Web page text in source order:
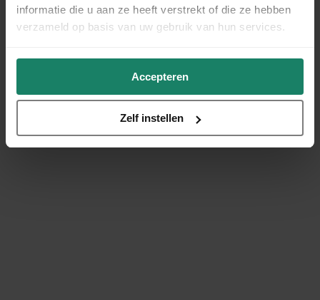
informatie die u aan ze heeft verstrekt of die ze hebben
verzameld op basis van uw gebruik van hun services.
Accepteren
Zelf instellen